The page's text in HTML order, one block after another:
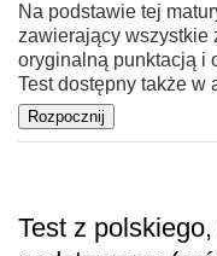
Na podstawie tej
zawierający wszystkie
oryginalną punktacją i
Test dostępny także w
Test z